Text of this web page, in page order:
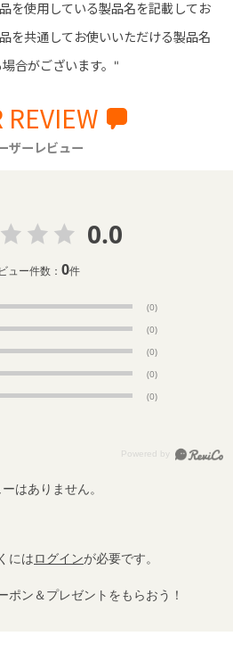
を使用している製品名を記載してお
を共通してお使いいただける製品名
合がございます。"
REVIEW
ザーレビュー
0.0
ュー件数：0件
(0)
(0)
(0)
(0)
(0)
はありません。
にはログインが必要です。
ポン＆プレゼントをもらおう！